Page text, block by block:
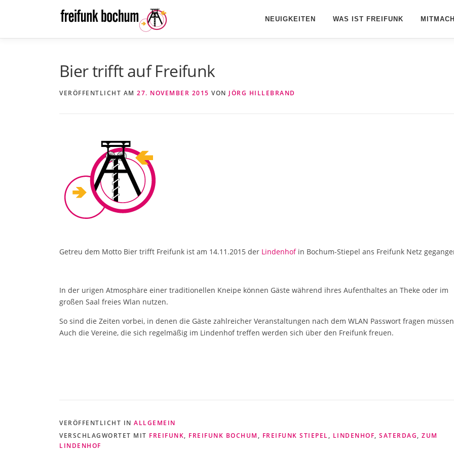
NEUIGKEITEN WAS IST FREIFUNK
Bier trifft auf Freifunk
VERÖFFENTLICHT AM 27. NOVEMBER 2015 VON JÖRG HILLEBRAND
Getreu dem Motto Bier trifft Freifunk ist am 14.11.2015 der Lindenhof in Bochum-Stiepel ans Freifunk Netz
In der urigen Atmosphäre einer traditionellen Kneipe können Gäste während ihres Aufenthaltes an Theke oder im
großen Saal freies Wlan nutzen.
So sind die Zeiten vorbei, in denen die Gäste zahlreicher Veranstaltungen nach dem WLAN Passwort fragen
Auch die Vereine, die sich regelmäßig im Lindenhof treffen werden sich über den Freifunk freuen.
VERÖFFENTLICHT IN ALLGEMEIN
VERSCHLAGWORTET MIT FREIFUNK, FREIFUNK BOCHUM, FREIFUNK STIEPEL, LINDENHOF, SATERDAG, ZUM
LINDENHOF